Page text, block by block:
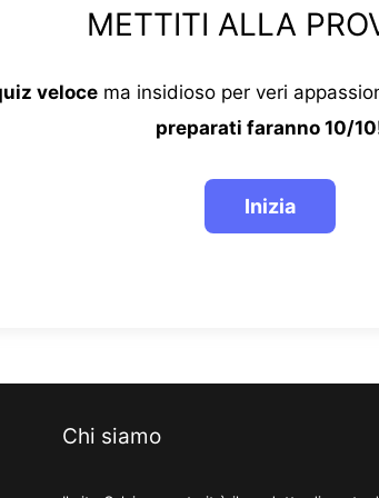
METTITI ALLA
quiz veloce ma insidioso per veri
preparati faranno 10/
Chi siamo